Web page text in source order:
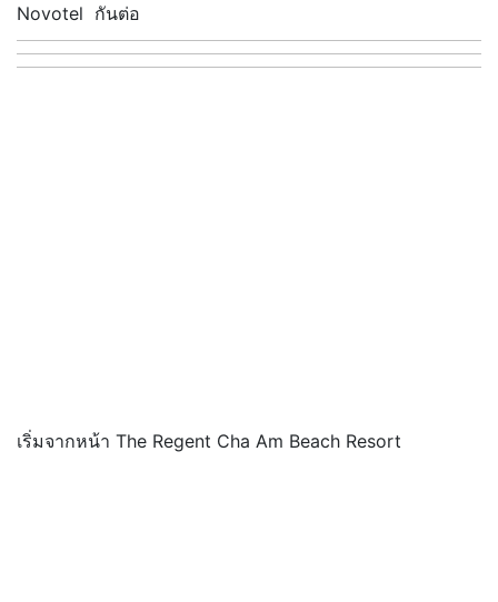
Novotel กันต่อ
เริ่มจากหน้า The Regent Cha Am Beach Resort